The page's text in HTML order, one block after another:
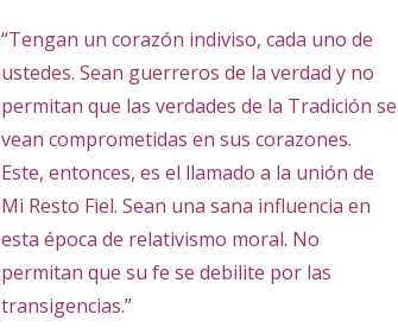
“Tengan un corazón indiviso, cada uno de
ustedes. Sean guerreros de la verdad y no
permitan que las verdades de la Tradición se
vean comprometidas en sus corazones.
Este, entonces, es el llamado a la unión de
Mi Resto Fiel. Sean una sana influencia en
esta época de relativismo moral. No
permitan que su fe se debilite por las
transigencias.”